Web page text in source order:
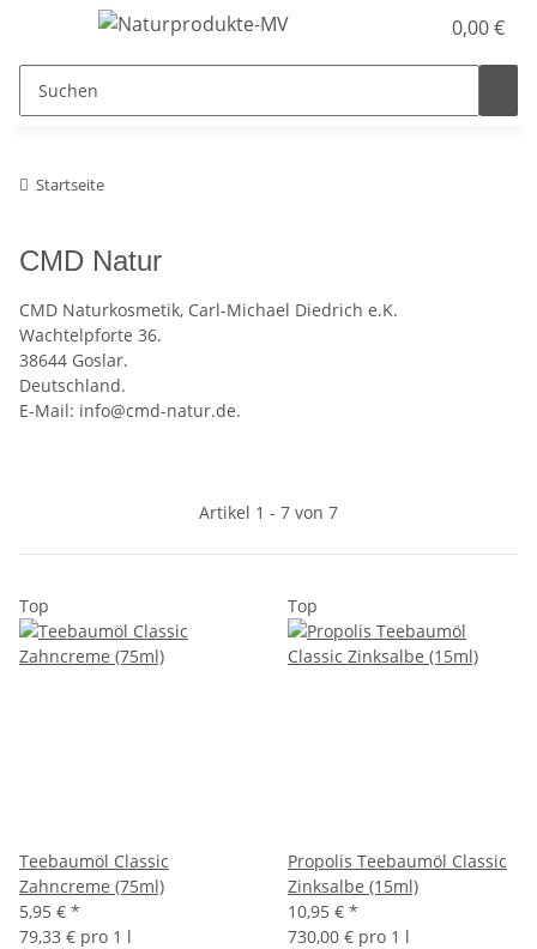
0,00 €
Startseite
CMD Natur
CMD Naturkosmetik, Carl-Michael Diedrich e.K.
Wachtelpforte 36.
38644 Goslar.
Deutschland.
E-Mail: info@cmd-natur.de.
Artikel 1 - 7 von 7
Top
Teebaumöl Classic
Zahncreme (75ml)
5,95 € *
79,33 € pro 1 l
Top
Propolis Teebaumöl Classic
Zinksalbe (15ml)
10,95 € *
730,00 € pro 1 l